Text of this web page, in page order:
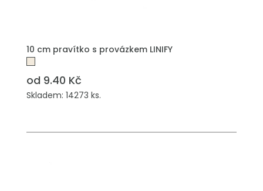
10 cm pravítko s provázkem LINIFY
od 9.40 Kč
Skladem: 14273 ks.